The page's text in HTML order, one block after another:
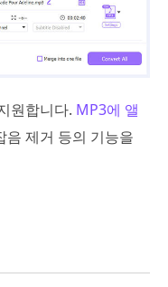
원합니다. MP3에 앨
음 제거 등의 기능을